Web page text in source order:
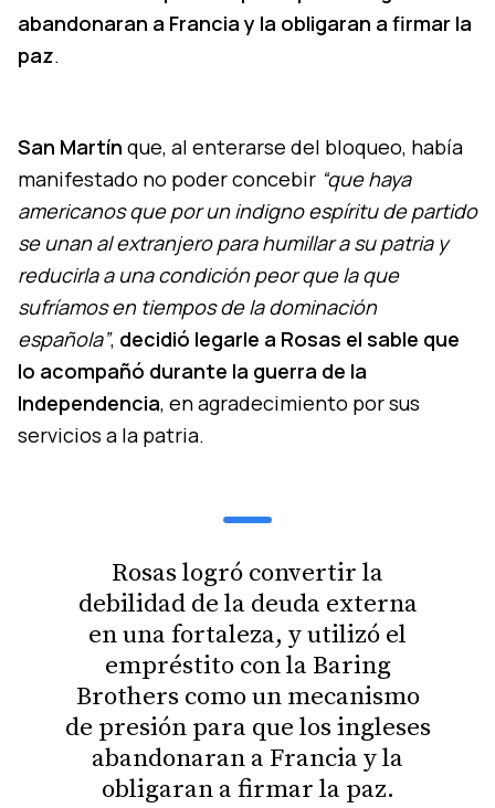
abandonaran a Francia y la obligaran a firmar la
paz.
San Martín que, al enterarse del bloqueo, había
manifestado no poder concebir “que haya
americanos que por un indigno espíritu de partido
se unan al extranjero para humillar a su patria y
reducirla a una condición peor que la que
sufríamos en tiempos de la dominación
española”, decidió legarle a Rosas el sable que
lo acompañó durante la guerra de la
Independencia, en agradecimiento por sus
servicios a la patria.
Rosas logró convertir la
debilidad de la deuda externa
en una fortaleza, y utilizó el
empréstito con la Baring
Brothers como un mecanismo
de presión para que los ingleses
abandonaran a Francia y la
obligaran a firmar la paz.